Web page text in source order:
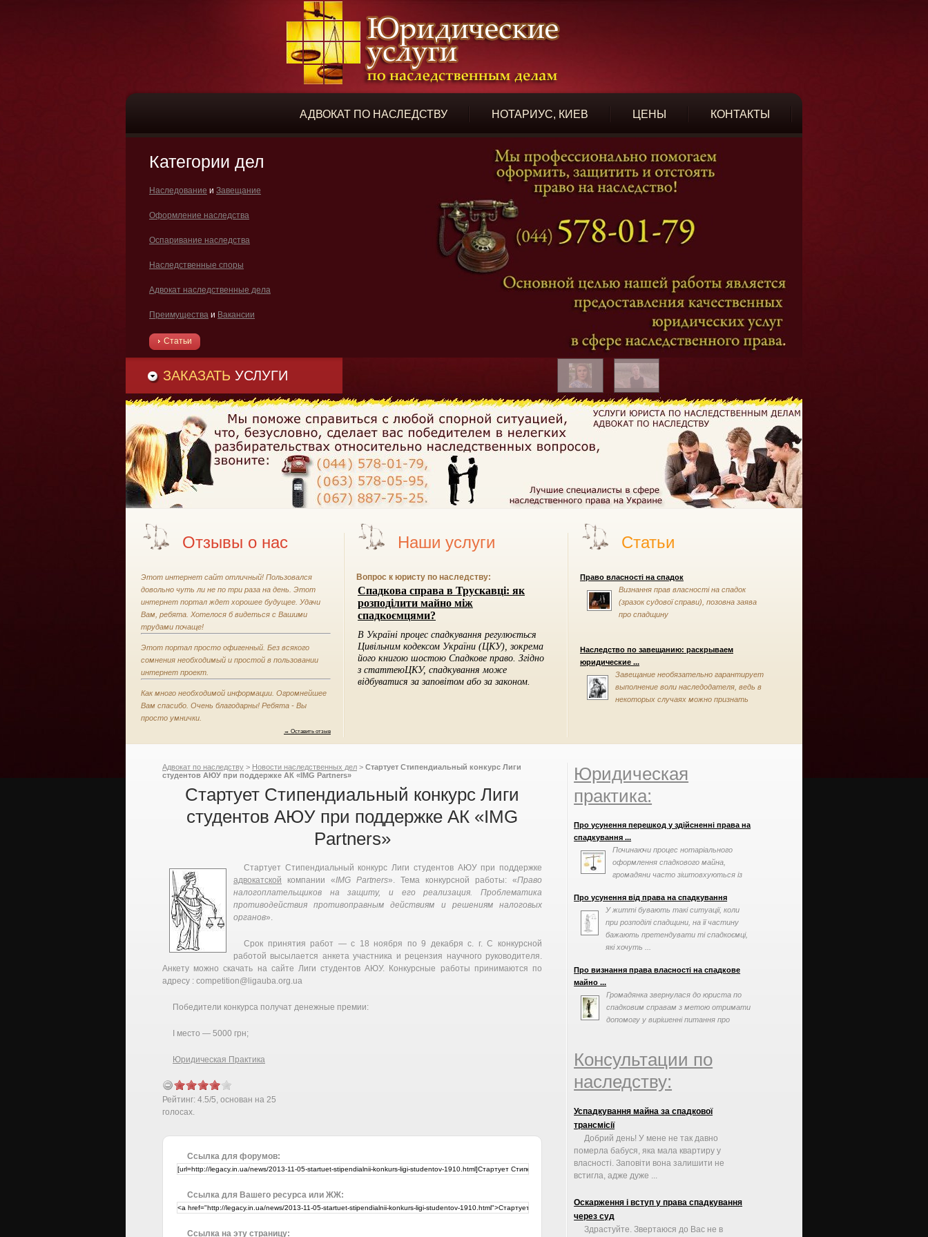
АДВОКАТ ПО НАСЛЕДСТВУ НОТАРИУС, КИЕВ ЦЕНЫ КОНТАКТЫ
Категории дел
Наследование и Завещание
Оформление наследства
Оспаривание наследства
Наследственные споры
Адвокат наследственные дела
Преимущества и Вакансии
Статьи
ЗАКАЗАТЬ УСЛУГИ
Отзывы о нас
Этот интернет сайт отличный! Пользовался
довольно чуть ли не по три раза на день. Этот
интернет портал ждет хорошее будущее. Удачи
Вам, ребята. Хотелося б видеться с Вашими
трудами почаще!
Этот портал просто офигенный. Без всякого
сомнения необходимый и простой в пользовании
интернет проект.
Как много необходимой информации. Огромнейшее
Вам спасибо. Очень благодарны! Ребята - Вы
просто умнички.
→ Оставить отзыв
Наши услуги
Вопрос к юристу по наследству:
Статьи
Право власності на спадок
Визнання прав власності на спадок
(зразок судової справи), позовна заява
про спадщину
Наследство по завещанию: раскрываем
юридические ...
Завещание необязательно гарантирует
выполнение воли наследодателя, ведь в
некоторых случаях можно признать
Адвокат по наследству > Новости наследственных дел > Стартует Стипендиальный конкурс Лиги
студентов АЮУ при поддержке АК «IMG Partners»
Стартует Стипендиальный конкурс Лиги
студентов АЮУ при поддержке АК «IMG
Partners»
Стартует Стипендиальный конкурс Лиги студентов АЮУ при поддержке
адвокатской компании «IMG Partners». Тема конкурсной работы: «Право
налогоплательщиков на защиту, и его реализация. Проблематика
противодействия противоправным действиям и решениям налоговых
органов».
Срок принятия работ — с 18 ноября по 9 декабря с. г. С конкурсной
работой высылается анкета участника и рецензия научного руководителя.
Анкету можно скачать на сайте Лиги студентов АЮУ. Конкурсные работы принимаются по
адресу : competition@ligauba.org.ua
Победители конкурса получат денежные премии:
I место — 5000 грн;
Юридическая Практика
Рейтинг: 4.5/5, основан на 25
голосах.
Ссылка для форумов:
Ссылка для Вашего ресурса или ЖЖ:
Ссылка на эту страницу:
Юридическая
практика:
Про усунення перешкод у здійсненні права на
спадкування ...
Починаючи процес нотаріального
оформлення спадкового майна,
громадяни часто зіштовхуються із
Про усунення від права на спадкування
У житті бувають такі ситуації, коли
при розподілі спадщини, на її частину
бажають претендувати ті спадкоємці,
які хочуть ...
Про визнання права власності на спадкове
майно ...
Громадянка звернулася до юриста по
спадковим справам з метою отримати
допомогу у вирішенні питання про
Консультации по
наследству:
Успадкування майна за спадкової
трансмісії
Добрий день! У мене не так давно
померла бабуся, яка мала квартиру у
власності. Заповіти вона залишити не
встигла, адже дуже ...
Оскарження і вступ у права спадкування
через суд
Здрастуйте. Звертаюся до Вас не в